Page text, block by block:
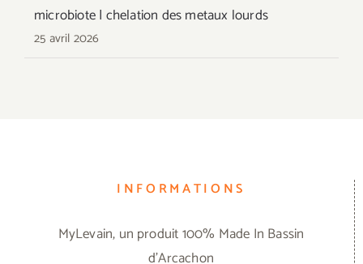
microbiote | chelation des metaux lourds
25 avril 2026
INFORMATIONS
MyLevain, un produit 100% Made In Bassin
d'Arcachon